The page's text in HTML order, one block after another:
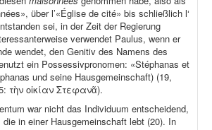
über l’«Église de cité» bis schließlich l‘
sei, in der Zeit der Regierung
verwendet Paulus, wenn er
wendet, den Genitiv des Namens des
ein Possessivpronomen: «Stéphanas et
und seine Hausgemeinschaft) (19,
τὴν οἰκίαν Στεφανᾶ).
war nicht das Individuum entscheidend,
die in einer Hausgemeinschaft lebt (20). In